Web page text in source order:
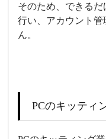
そのため、できる
行い、アカウント
ん。
PCのキッティ